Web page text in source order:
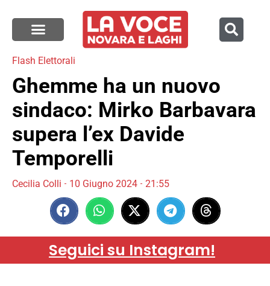
Flash Elettorali
Ghemme ha un nuovo
sindaco: Mirko Barbavara
supera l’ex Davide
Temporelli
Cecilia Colli 10 Giugno 2024 21:55
Seguici su Instagram!